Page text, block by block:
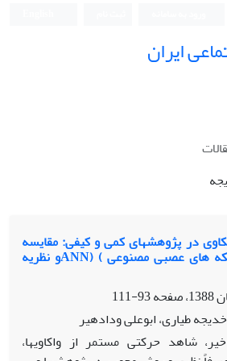
ایران
در پژوهشهای کمی و کیفی: مقایسه
روش شناسی های شبکه های عصبی مصنوعی ) (ANNو نظریه
93-111
طیاری، ابوعلی ودادهیر
شاهد حرکتی مستمر از واکاویها،